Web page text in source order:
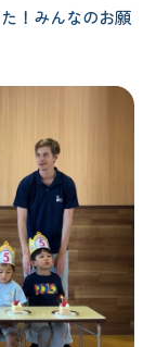
！みんなのお願